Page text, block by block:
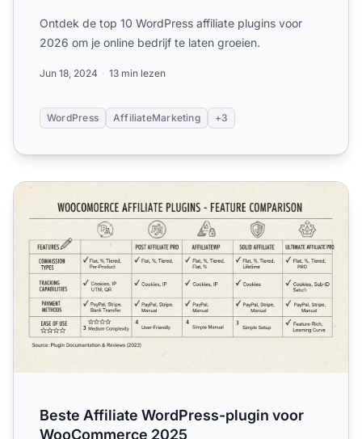
Ontdek de top 10 WordPress affiliate plugins voor
2026 om je online bedrijf te laten groeien.
Jun 18, 2024 13 min lezen
WordPress AffiliateMarketing +3
Beste Affiliate WordPress-plugin voor WooCommerce
Beste Affiliate WordPress-plugin voor
WooCommerce 2025